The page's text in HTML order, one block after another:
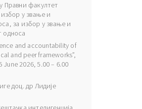
Правни факултет
избор у звање и
за избор у звање и
односа
and accountability of
and peer frameworks”,
June 2026, 5.00 – 6.00
доц. др Лидије